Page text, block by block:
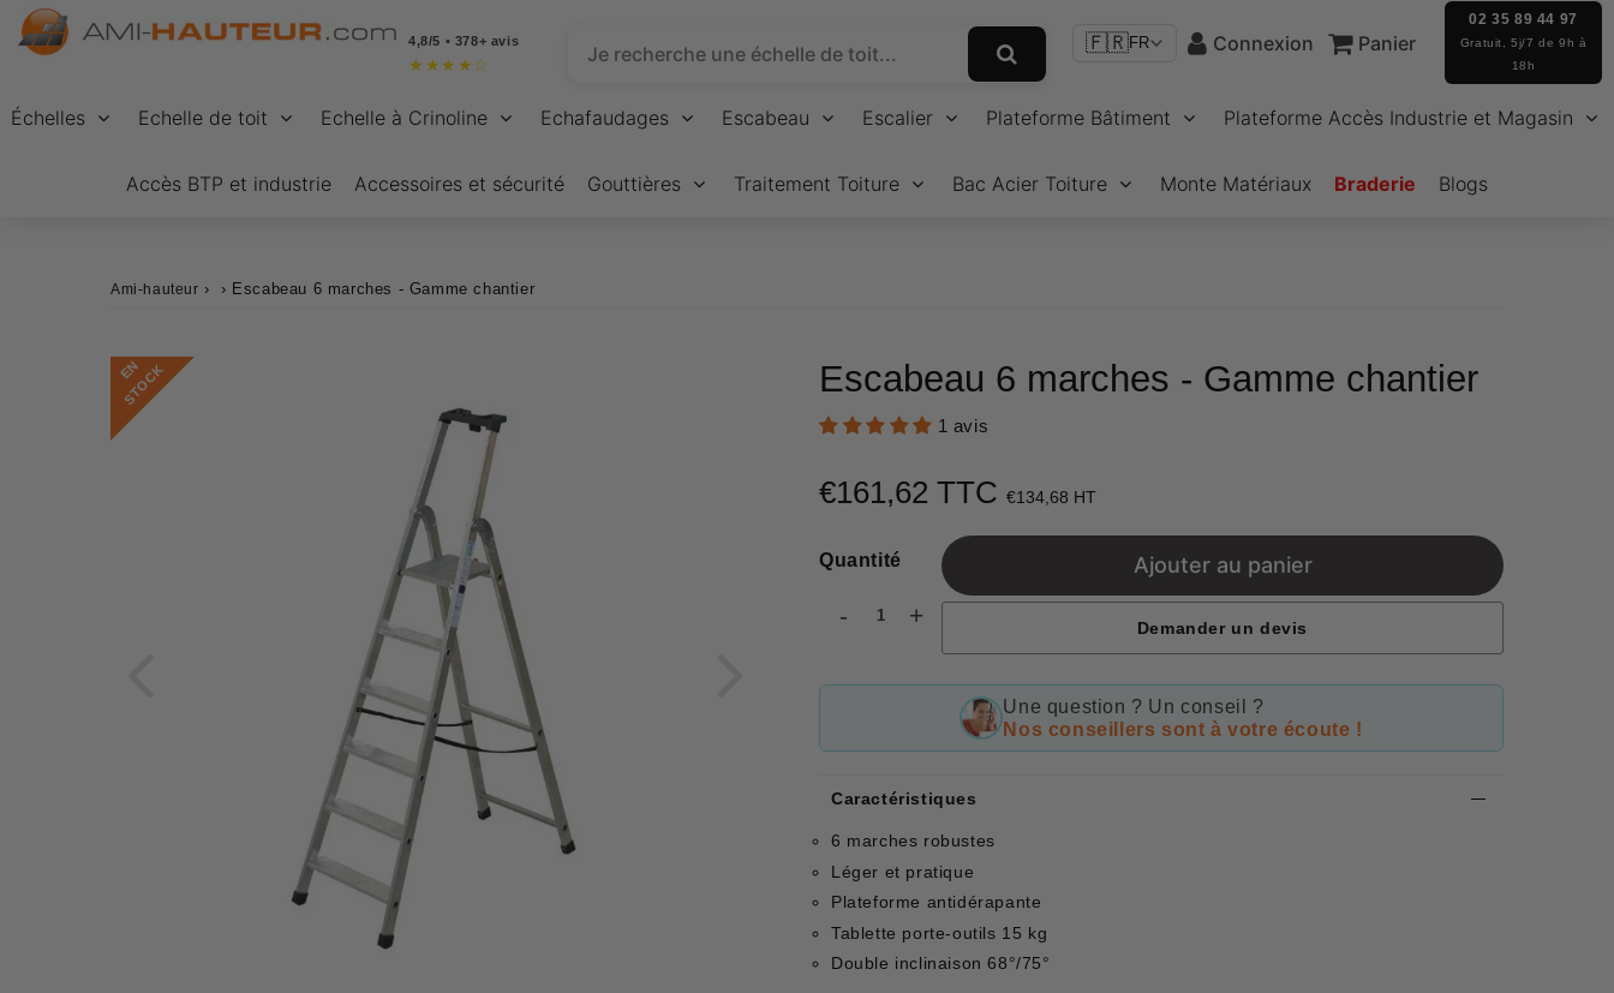
4,8/5 • 378+ avis
★ ★ ★ ★ ☆
🇫🇷FR Connexion Panier
02 35 89 44 97
Gratuit, 5j/7 de 9h à
18h
Échelles Echelle de toit Echelle à Crinoline Echafaudages Escabeau Escalier Plateforme Bâtiment Plateforme Accès Industrie et Magasin
Accès BTP et industrie Accessoires et sécurité Gouttières Traitement Toiture Bac Acier Toiture Monte Matériaux Braderie Blogs
Ami-hauteur › › Escabeau 6 marches - Gamme chantier
E
N
S
T
O
C
K Escabeau 6 marches - Gamme chantier
1 avis
€161,62 TTC €134,68 HT
Quantité
- +
Ajouter au panier
Demander un devis
Une question ? Un conseil ?
Nos conseillers sont à votre écoute !
Caractéristiques
6 marches robustes
Léger et pratique
Plateforme antidérapante
Tablette porte-outils 15 kg
Double inclinaison 68°/75°